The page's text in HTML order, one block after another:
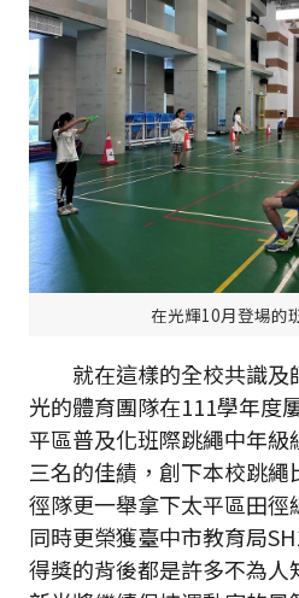
在光輝10月登場的
就在這樣的全校共識及
光的體育團隊在111學年度
平區普及化班際跳繩中年
三名的佳績，創下本校跳
徑隊更一舉拿下太平區田徑
同時更榮獲臺中市教育局
得獎的背後都是許多不為